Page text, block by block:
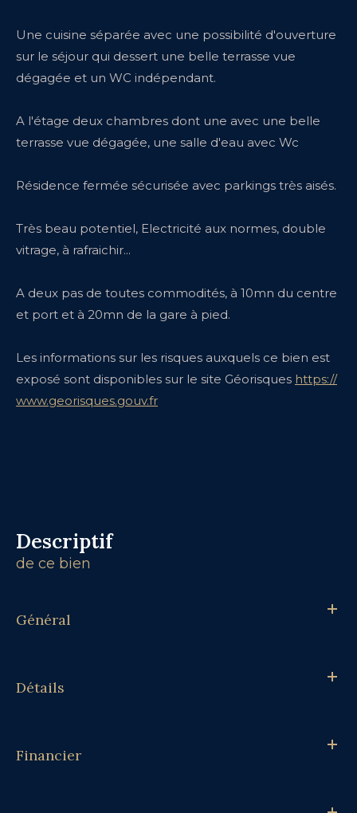
Une cuisine séparée avec une possibilité d'ouverture
sur le séjour qui dessert une belle terrasse vue
dégagée et un WC indépendant.
A l'étage deux chambres dont une avec une belle
terrasse vue dégagée, une salle d'eau avec Wc
Résidence fermée sécurisée avec parkings très aisés.
Très beau potentiel, Electricité aux normes, double
vitrage, à rafraichir...
A deux pas de toutes commodités, à 10mn du centre
et port et à 20mn de la gare à pied.
Les informations sur les risques auxquels ce bien est
exposé sont disponibles sur le site Géorisques https://
www.georisques.gouv.fr
descriptif
de ce bien
Général
Détails
Financier